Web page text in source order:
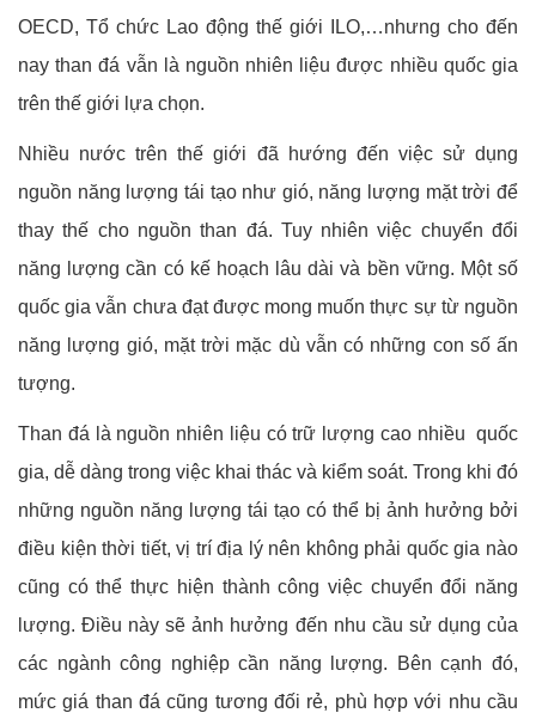
OECD, Tổ chức Lao động thế giới ILO,…nhưng cho đến
nay than đá vẫn là nguồn nhiên liệu được nhiều quốc gia
trên thế giới lựa chọn.
Nhiều nước trên thế giới đã hướng đến việc sử dụng
nguồn năng lượng tái tạo như gió, năng lượng mặt trời để
thay thế cho nguồn than đá. Tuy nhiên việc chuyển đổi
năng lượng cần có kế hoạch lâu dài và bền vững. Một số
quốc gia vẫn chưa đạt được mong muốn thực sự từ nguồn
năng lượng gió, mặt trời mặc dù vẫn có những con số ấn
tượng.
Than đá là nguồn nhiên liệu có trữ lượng cao nhiều quốc
gia, dễ dàng trong việc khai thác và kiểm soát. Trong khi đó
những nguồn năng lượng tái tạo có thể bị ảnh hưởng bởi
điều kiện thời tiết, vị trí địa lý nên không phải quốc gia nào
cũng có thể thực hiện thành công việc chuyển đổi năng
lượng. Điều này sẽ ảnh hưởng đến nhu cầu sử dụng của
các ngành công nghiệp cần năng lượng. Bên cạnh đó,
mức giá than đá cũng tương đối rẻ, phù hợp với nhu cầu